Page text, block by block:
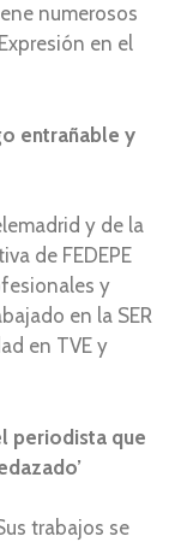
numerosos
en el
entrañable y
y de la
de FEDEPE
y
en la SER
en TVE y
periodista que
trabajos se